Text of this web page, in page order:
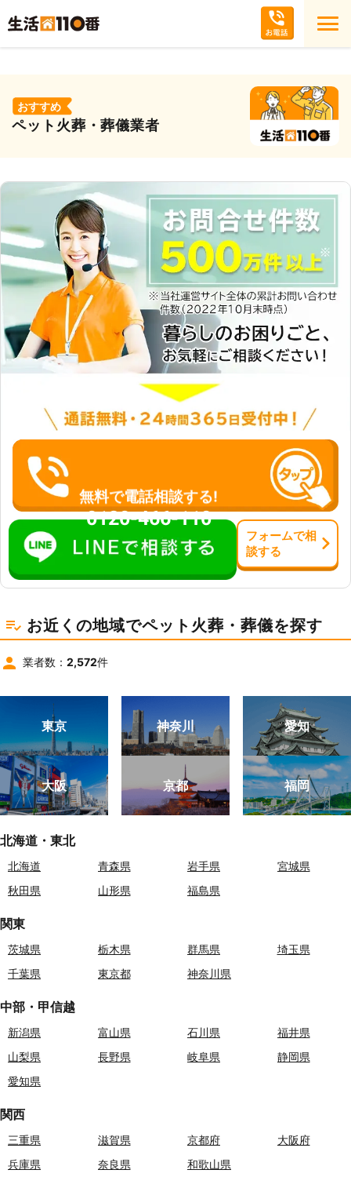
おすすめ
ペット火葬・葬儀業者
無料で電話相談する!
0120-466-110
フォームで相
談する
お近くの地域でペット火葬・葬儀を探す
業者数： 2,572件
東京 神奈川 愛知
大阪 京都 福岡
北海道・東北
北海道 青森県 岩手県
宮城県
秋田県
山形県 福島県
関東
茨城県 栃木県 群馬県
埼玉県
千葉県
東京都 神奈川県
中部・甲信越
新潟県 富山県 石川県
福井県
山梨県
長野県 岐阜県
静岡県
愛知県
関西
三重県 滋賀県 京都府
大阪府
兵庫県
奈良県 和歌山県